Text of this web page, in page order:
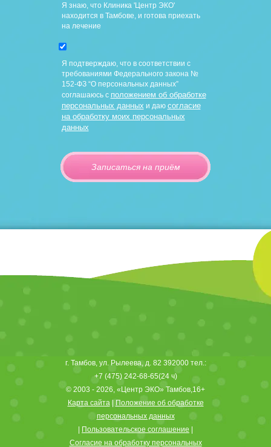
Я знаю, что Клиника 'Центр ЭКО'
находится в Тамбове, и готова приехать
на лечение
Я подтверждаю, что в соответствии с
требованиями Федерального закона №
152-ФЗ “О персональных данных”
соглашаюсь с положением об обработке
персональных данных и даю согласие
на обработку моих персональных
данных
г. Тамбов, ул. Рылеева, д. 82 392000тел.:
+7 (475) 242-68-65(24 ч)
© 2003 - 2026, «Центр ЭКО» Тамбов,16+
Карта сайта|
Положение об обработке
персональных данных
Пользовательское соглашение
Согласие на обработку персональных